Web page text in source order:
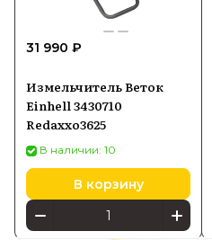
31 990 ₽
Измельчитель Веток
Einhell 3430710
Redaxxo3625
В наличии: 10
В корзину